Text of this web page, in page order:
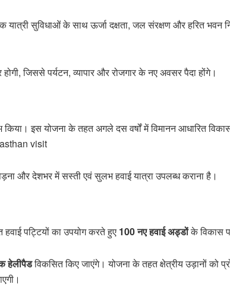
सुविधाओं के साथ ऊर्जा दक्षता, जल संरक्षण और हरित भवन
जिससे पर्यटन, व्यापार और रोजगार के नए अवसर पैदा होंगे।
किया। इस योजना के तहत अगले दस वर्षों में विमानन आधारित
visit
और देशभर में सस्ती एवं सुलभ हवाई यात्रा उपलब्ध कराना है।
पट्टियों का उपयोग करते हुए 100 नए हवाई अड्डोंके विकास
हेलीपैडविकसित किए जाएंगे। योजना के तहत क्षेत्रीय उड़ानों को